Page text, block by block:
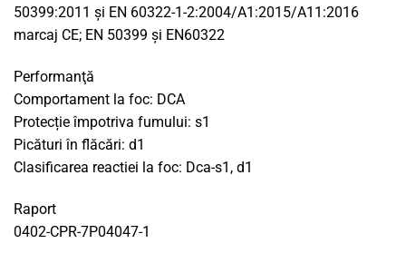
50399:2011 și EN 60322-1-2:2004/A1:2015/A11:2016
marcaj CE; EN 50399 și EN60322
Performanţă
Comportament la foc: DCA
Protecție împotriva fumului: s1
Picături în flăcări: d1
Clasificarea reactiei la foc: Dca-s1, d1
Raport
0402-CPR-7P04047-1